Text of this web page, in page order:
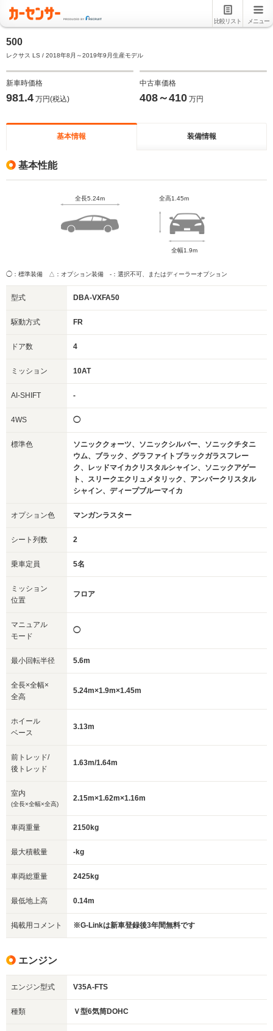
比較リスト メニュー
500
レクサス LS / 2018年8月～2019年9月生産モデル
新車時価格
981.4 万円(税込)
中古車価格
408～410 万円
基本情報 装備情報
基本性能
全長5.24m 全高1.45m
全幅1.9m
◯：標準装備 △：オプション装備 -：選択不可、またはディーラーオプション
型式 DBA-VXFA50
駆動方式 FR
ドア数 4
ミッション 10AT
AI-SHIFT -
4WS ◯
標準色
ソニッククォーツ、ソニックシルバー、ソニックチタニ
ウム、ブラック、グラファイトブラックガラスフレー
ク、レッドマイカクリスタルシャイン、ソニックアゲー
ト、スリークエクリュメタリック、アンバークリスタル
シャイン、ディープブルーマイカ
オプション色 マンガンラスター
シート列数 2
乗車定員 5名
ミッション
位置
フロア
マニュアル
モード
◯
最小回転半径 5.6m
全長×全幅×
全高
5.24m×1.9m×1.45m
ホイール
ベース
3.13m
前トレッド/
後トレッド
1.63m/1.64m
室内
(全長×全幅×全高)
2.15m×1.62m×1.16m
車両重量 2150kg
最大積載量 -kg
車両総重量 2425kg
最低地上高 0.14m
掲載用コメント ※G-Linkは新車登録後3年間無料です
エンジン
エンジン型式 V35A-FTS
種類 Ｖ型6気筒DOHC